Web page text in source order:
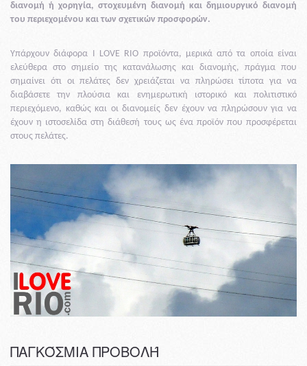
διανομή ή χορηγία, στοχευμένη διανομή και δημιουργικό διανομή
του περιεχομένου και των σχετικών προσφορών.
Υπάρχουν διάφορα I LOVE RIO προϊόντα, μερικά από τα οποία είναι
ελεύθερα στο σημείο της κατανάλωσης και διανομής, πράγμα που
σημαίνει ότι οι πελάτες δεν χρειάζεται να πληρώσει τίποτα για να
διαβάσετε την πλούσια και ενημερωτική ιστορικό και πολιτιστικό
περιεχόμενο, καθώς και οι διανομείς δεν έχουν να πληρώσουν για να
έχουν η ιστοσελίδα στη διάθεσή τους ως ένα προϊόν που προσφέρεται
στους πελάτες.
ΠΑΓΚΌΣΜΙΑ ΠΡΟΒΟΛΉ